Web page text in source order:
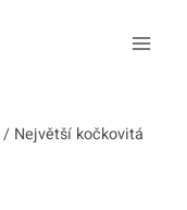
/ Největší kočkovitá